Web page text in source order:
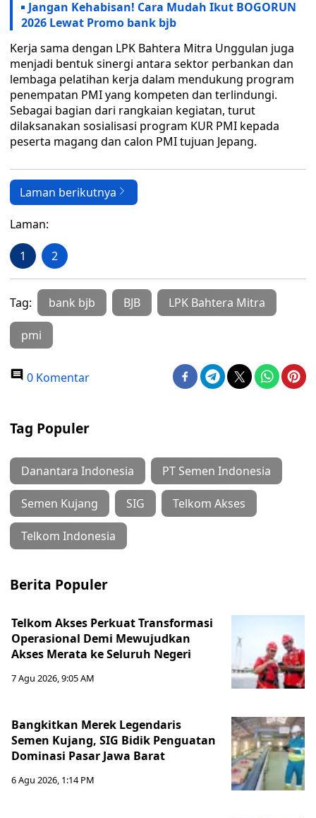
Jangan Kehabisan! Cara Mudah Ikut BOGORUN
2026 Lewat Promo bank bjb
Kerja sama dengan LPK Bahtera Mitra Unggulan juga
menjadi bentuk sinergi antara sektor perbankan dan
lembaga pelatihan kerja dalam mendukung program
penempatan PMI yang kompeten dan terlindungi.
Sebagai bagian dari rangkaian kegiatan, turut
dilaksanakan sosialisasi program KUR PMI kepada
peserta magang dan calon PMI tujuan Jepang.
Laman berikutnya
Laman:
1 2
Tag: bank bjb BJB LPK Bahtera Mitra
pmi
0 Komentar
Tag Populer
Danantara Indonesia PT Semen Indonesia
Semen Kujang SIG Telkom Akses
Telkom Indonesia
Berita Populer
Telkom Akses Perkuat Transformasi
Operasional Demi Mewujudkan
Akses Merata ke Seluruh Negeri
7 Agu 2026, 9:05 AM
Bangkitkan Merek Legendaris
Semen Kujang, SIG Bidik Penguatan
Dominasi Pasar Jawa Barat
6 Agu 2026, 1:14 PM